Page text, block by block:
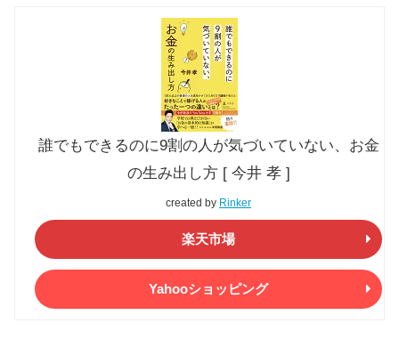
誰でもできるのに9割の人が気づいていない、お金
の生み出し方 [ 今井 孝 ]
created by Rinker
楽天市場
Yahooショッピング